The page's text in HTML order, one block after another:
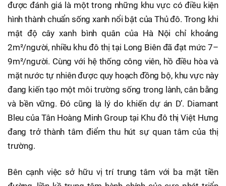
được đánh giá là một trong những khu vực có điều kiện
hình thành chuẩn sống xanh nổi bật của Thủ đô. Trong khi
mật độ cây xanh bình quân của Hà Nội chỉ khoảng
2m²/người, nhiều khu đô thị tại Long Biên đã đạt mức 7–
9m²/người. Cùng với hệ thống công viên, hồ điều hòa và
mặt nước tự nhiên được quy hoạch đồng bộ, khu vực này
đang kiến tạo một môi trường sống trong lành, cân bằng
và bền vững. Đó cũng là lý do khiến dự án D’. Diamant
Bleu của Tân Hoàng Minh Group tại Khu đô thị Việt Hưng
đang trở thành tâm điểm thu hút sự quan tâm của thị
trường.
Bên cạnh việc sở hữu vị trí trung tâm với ba mặt tiền